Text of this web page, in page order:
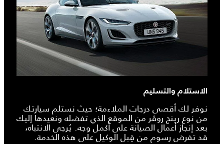
الاستلام والتسليم
نوفر لك أقصى درجات الملاءمة؛ حيث نستلم سيارتك
من نوع رينج روڤر من الموقع الذي تفضله ونعيدها إليك
بعد إنجاز أعمال الصيانة على أكمل وجه. يُرجى الانتباه،
قد تفرض رسوم من قِبل الوكيل على هذه الخدمة.